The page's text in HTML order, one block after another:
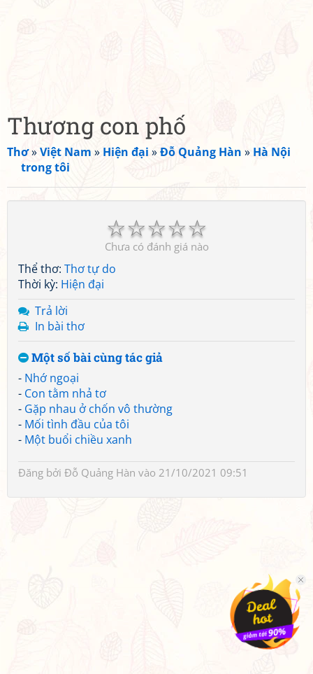
Thương con phố
Thơ»Việt Nam » Hiện đại »Đỗ Quảng Hàn » Hà Nội
trong tôi
☆
☆
☆
☆
☆
Chưa có đánh giá nào
Thể thơ: Thơ tự do
Thời kỳ: Hiện đại
Trả lời
In bài thơ
Một số bài cùng tác giả
- Nhớ ngoại
- Con tằm nhả tơ
- Gặp nhau ở chốn vô thường
- Mối tình đầu của tôi
- Một buổi chiều xanh
Đăng bởi Đỗ Quảng Hàn vào 21/10/2021 09:51